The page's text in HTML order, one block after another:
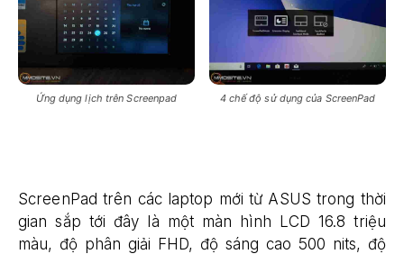
Ứng dụng lịch trên Screenpad 4 chế độ sử dụng của ScreenPad
ScreenPad trên các laptop mới từ ASUS trong thời
gian sắp tới đây là một màn hình LCD 16.8 triệu
màu, độ phân giải FHD, độ sáng cao 500 nits, độ